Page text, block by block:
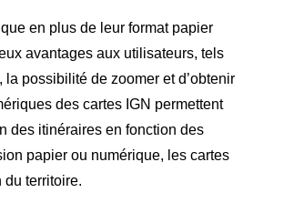
en plus de leur format papier
avantages aux utilisateurs, tels
possibilité de zoomer et d’obtenir
des cartes IGN permettent
des itinéraires en fonction des
papier ou numérique, les cartes
du territoire.